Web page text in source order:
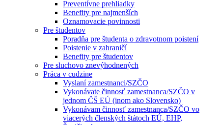
Preventívne prehliadky
Benefity pre najmenších
Oznamovacie povinnosti
Pre študentov
Poradňa pre študenta o zdravotnom poistení
Poistenie v zahraničí
Benefity pre študentov
Pre sluchovo znevýhodnených
Práca v cudzine
Vyslaní zamestnanci/SZČO
Vykonávate činnosť zamestnanca/SZČO v
jednom ČŠ EÚ (inom ako Slovensko)
Vykonávam činnosť zamestnanca/SZČO vo
viacerých členských štátoch EÚ, EHP,